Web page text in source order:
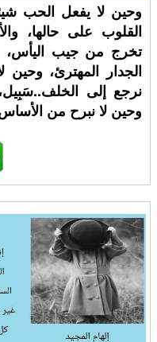
وحين لا يفعل الحب
القلوب على حالها،
تخرج من جيب اليأس،
الجدار المهترئ، وحين
نرجع إلى
وحين لا نبرح من